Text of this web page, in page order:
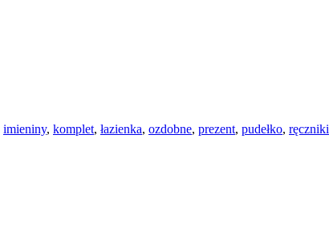
imieniny, komplet, łazienka, ozdobne, prezent, pudełko, ręczniki